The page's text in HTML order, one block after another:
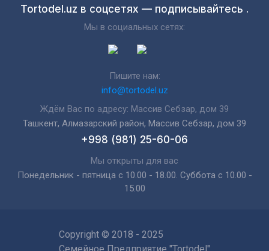
Tortodel.uz в соцсетях — подписывайтесь .
Мы в социальных сетях:
Пишите нам:
info@tortodel.uz
Ждём Вас по адресу: Массив Себзар, дом 39
Ташкент, Алмазарский район, Массив Себзар, дом 39
+998 (981) 25-60-06
Мы открыты для вас
Понедельник - пятница с 10.00 - 18.00. Суббота с 10.00 -
15.00
Copyright © 2018 - 2025